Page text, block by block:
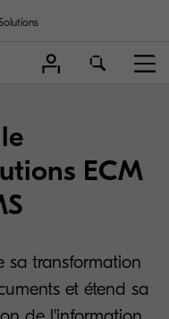
ECM
sa transformation
et étend sa